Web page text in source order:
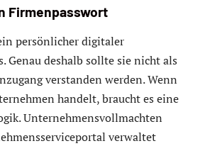
Firmenpasswort
persönlicher digitaler
Genau deshalb sollte sie nicht als
verstanden werden. Wenn
handelt, braucht es eine
Unternehmensvollmachten
verwaltet